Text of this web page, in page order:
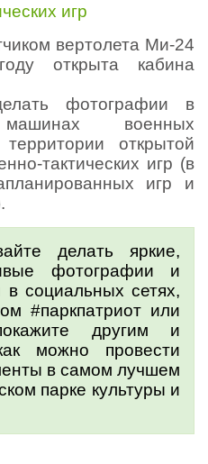
игр
вертолета Ми-24
открыта кабина
фотографии в
военных
открытой
тактических игр (в
игр и
делать яркие,
фотографии и
в социальных сетях,
#паркпатриот или
другим и
можно провести
в самом лучшем
парке культуры и